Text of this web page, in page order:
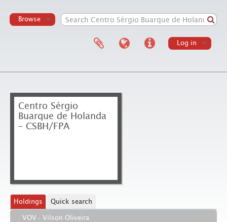
Browse
Log in
Centro Sérgio
Buarque de Holanda
– CSBH/FPA
Holdings Quick search
VOV - Vilson Oliveira